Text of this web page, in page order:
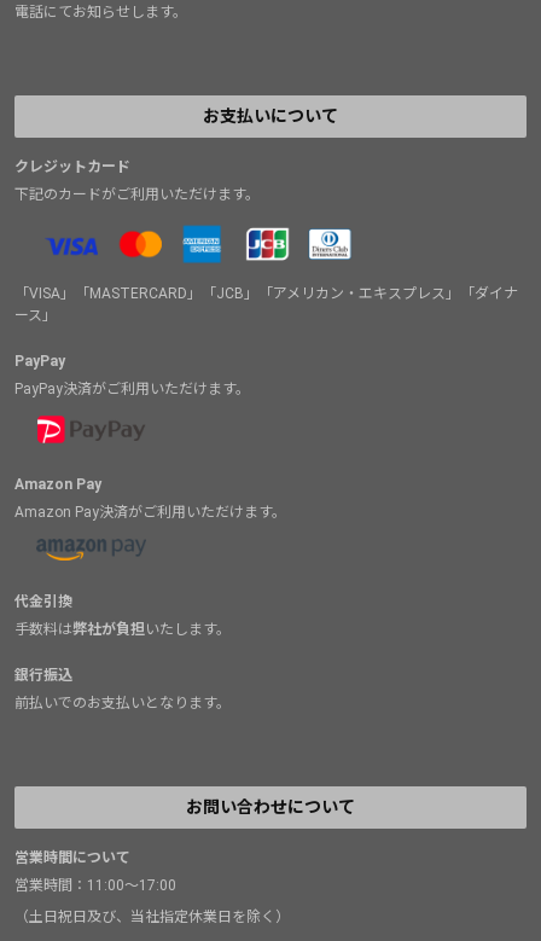
電話にてお知らせします。
お支払いについて
クレジットカード
下記のカードがご利用いただけます。
「VISA」「MASTERCARD」「JCB」「アメリカン・エキスプレス」「ダイナ
ース」
PayPay
PayPay決済がご利用いただけます。
Amazon Pay
Amazon Pay決済がご利用いただけます。
代金引換
手数料は弊社が負担 いたします。
銀行振込
前払いでのお支払いとなります。
お問い合わせについて
営業時間について
営業時間：11:00～17:00
（土日祝日及び、当社指定休業日を除く）